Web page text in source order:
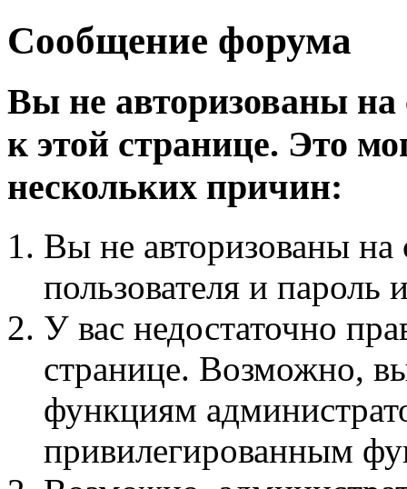
Сообщение форума
Вы не авторизованы на
к этой странице. Это
нескольких причин:
Вы не авторизованы на
пользователя и пароль
У вас недостаточно
странице. Возможно,
функциям
привилегированным